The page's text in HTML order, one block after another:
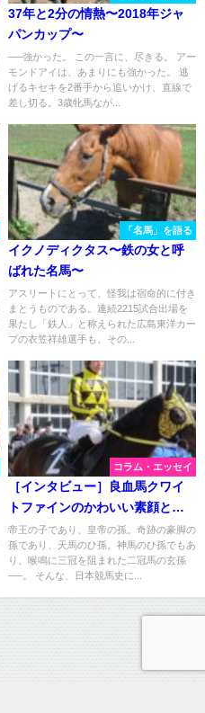
37年と2分の情熱〜2018年ジャ
パンカップ〜
──強かった。 この一言に、尽きる。 アー
モンドアイは、あまりにも強かった。 逃
げるキセキを2番手から追いかけ、直線で
差し切る。3歳牝馬なが...
「名馬」を語る
イクノディクタス〜鉄の女と呼
ばれた名馬〜
アスリートにとって、怪我は宿命的に付き
まとうものである。連続2215試合出場を
果たし「鉄人」と称えられた広島東洋カー
プの衣笠祥雄選手も、その...
コラム・エッセイ
［インタビュー］良血馬クワイ
トファインのかわいい素顔と
は？ - 金沢・喜多由紀子厩務員
帝王の子であり、皇帝の孫。奇跡の豪脚の
孫であり、天馬のひ孫。神馬のひ孫でもあ
り、喉鳴に三冠を阻まれた二冠馬の玄孫
──。 そんな、日本競馬史に...